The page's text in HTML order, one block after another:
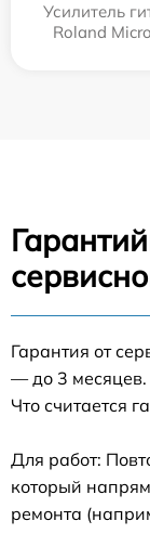
Усилитель
Roland
Гарантия от
— до 3 месяцев.
Что считается
Для работ:
который
ремонта